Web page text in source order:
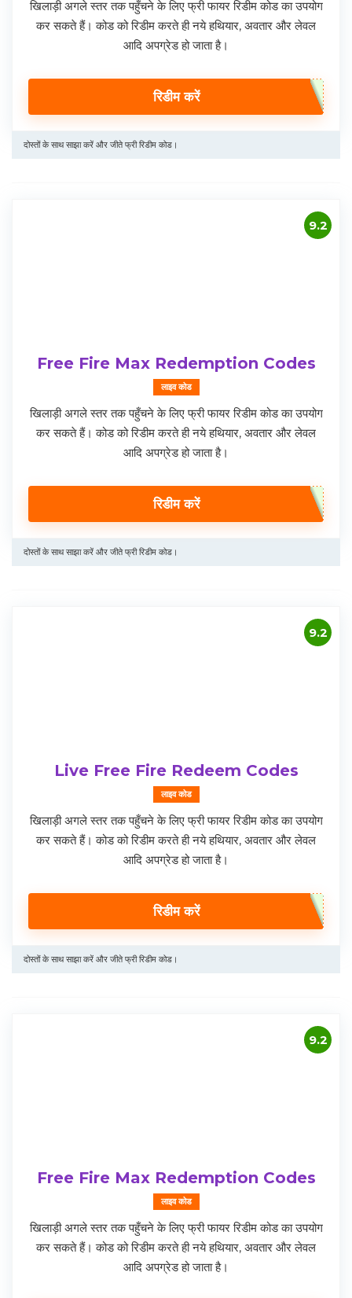
खिलाड़ी अगले स्तर तक पहुँचने के लिए फ्री फायर रिडीम कोड का उपयोग
कर सकते हैं। कोड को रिडीम करते ही नये हथियार, अवतार और लेवल
आदि अपग्रेड हो जाता है।
रिडीम करें
दोस्तों के साथ साझा करें और जीते फ्री रिडीम कोड।
9.2
Free Fire Max Redemption Codes
लाइव कोड
खिलाड़ी अगले स्तर तक पहुँचने के लिए फ्री फायर रिडीम कोड का उपयोग
कर सकते हैं। कोड को रिडीम करते ही नये हथियार, अवतार और लेवल
आदि अपग्रेड हो जाता है।
रिडीम करें
दोस्तों के साथ साझा करें और जीते फ्री रिडीम कोड।
9.2
Live Free Fire Redeem Codes
लाइव कोड
खिलाड़ी अगले स्तर तक पहुँचने के लिए फ्री फायर रिडीम कोड का उपयोग
कर सकते हैं। कोड को रिडीम करते ही नये हथियार, अवतार और लेवल
आदि अपग्रेड हो जाता है।
रिडीम करें
दोस्तों के साथ साझा करें और जीते फ्री रिडीम कोड।
9.2
Free Fire Max Redemption Codes
लाइव कोड
खिलाड़ी अगले स्तर तक पहुँचने के लिए फ्री फायर रिडीम कोड का उपयोग
कर सकते हैं। कोड को रिडीम करते ही नये हथियार, अवतार और लेवल
आदि अपग्रेड हो जाता है।